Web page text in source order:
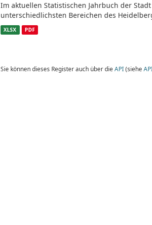
Im aktuellen Statistischen Jahrbuch der
unterschiedlichsten Bereichen des
XLSX PDF
Sie können dieses Register auch über die API(siehe